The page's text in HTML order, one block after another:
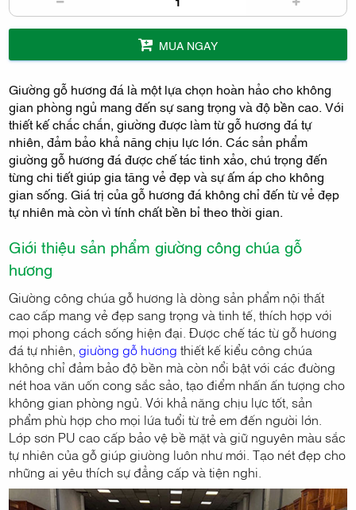
MUA NGAY
Giường gỗ hương đá là một lựa chọn hoàn hảo cho không
gian phòng ngủ mang đến sự sang trọng và độ bền cao. Với
thiết kế chắc chắn, giường được làm từ gỗ hương đá tự
nhiên, đảm bảo khả năng chịu lực lớn. Các sản phẩm
giường gỗ hương đá được chế tác tinh xảo, chú trọng đến
từng chi tiết giúp gia tăng vẻ đẹp và sự ấm áp cho không
gian sống. Giá trị của gỗ hương đá không chỉ đến từ vẻ đẹp
tự nhiên mà còn vì tính chất bền bỉ theo thời gian.
Giới thiệu sản phẩm giường công chúa gỗ
hương
Giường công chúa gỗ hương là dòng sản phẩm nội thất
cao cấp mang vẻ đẹp sang trọng và tinh tế, thích hợp với
mọi phong cách sống hiện đại. Được chế tác từ gỗ hương
đá tự nhiên, giường gỗ hương thiết kế kiểu công chúa
không chỉ đảm bảo độ bền mà còn nổi bật với các đường
nét hoa văn uốn cong sắc sảo, tạo điểm nhấn ấn tượng cho
không gian phòng ngủ. Với khả năng chịu lực tốt, sản
phẩm phù hợp cho mọi lứa tuổi từ trẻ em đến người lớn.
Lớp sơn PU cao cấp bảo vệ bề mặt và giữ nguyên màu sắc
tự nhiên của gỗ giúp giường luôn như mới. Tạo nét đẹp cho
những ai yêu thích sự đẳng cấp và tiện nghi.